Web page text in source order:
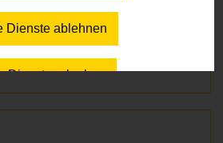
Dienste ablehnen
Dienste erlauben